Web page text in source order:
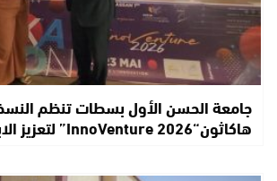
جامعة الحسن الأول بسطات تنظم
هاكاثون“InnoVenture 2026” لتعزيز الابتكار…